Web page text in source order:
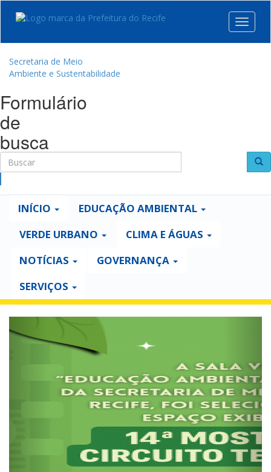
Toggle
Secretaria de Meio
Ambiente e Sustentabilidade
Formulário
de
busca
INÍCIO
EDUCAÇÃO AMBIENTAL
VERDE URBANO
CLIMA E ÁGUAS
NOTÍCIAS
GOVERNANÇA
SERVIÇOS